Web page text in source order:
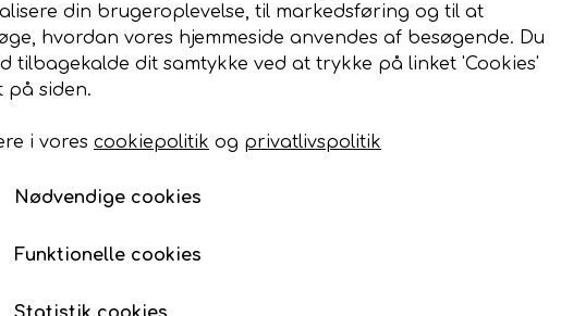
Toyota - Nøglehus
165,00 kr.
Toyota - Fjernbetjeninghus
Lagerstatus:100 på lager
din brugeroplevelse, til markedsføring og til at
hvordan vores hjemmeside anvendes af besøgende. Du
tilbagekalde dit samtykke ved at trykke på linket 'Cookies'
på siden.
i vores cookiepolitik og privatlivspolitik
Nødvendige cookies
Funktionelle cookies